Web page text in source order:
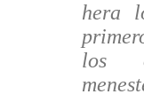
hera
los